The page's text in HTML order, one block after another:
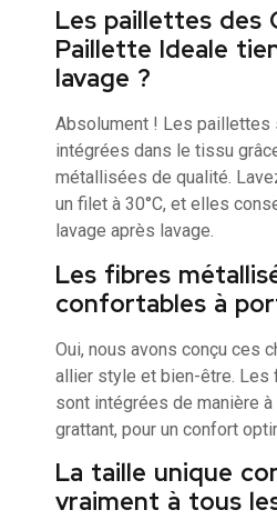
Les paillettes des
Paillette Ideale
lavage ?
Absolument ! Les paillettes
intégrées dans le tissu
métallisées de qualité.
un filet à 30°C, et elles
lavage après lavage.
Les fibres
confortables à
Oui, nous avons conçu ces
allier style et bien-être.
sont intégrées de manière
grattant, pour un confort
La taille unique
vraiment à tous